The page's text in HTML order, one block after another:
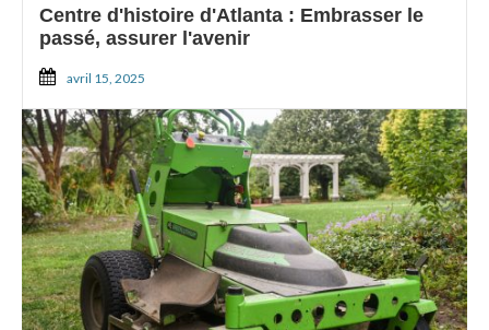
Centre d'histoire d'Atlanta : Embrasser le
passé, assurer l'avenir
avril 15, 2025